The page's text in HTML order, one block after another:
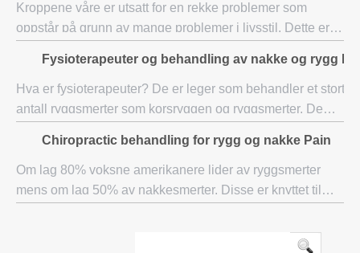
Kroppene våre er utsatt for en rekke problemer som
oppstår på grunn av mange problemer i livsstil. Dette er
Alle som ikke kontrakt sykdomme
Fysioterapeuter og behandling av nakke og rygg
Hva er fysioterapeuter? De er leger som behandler et stort
antall ryggsmerter som korsryggen og ryggsmerter. De
Det er mange faktorer so
Chiropractic behandling for rygg og nakke Pain
Om lag 80% voksne amerikanere lider av ryggsmerter
mens om lag 50% av nakkesmerter. Disse er knyttet til